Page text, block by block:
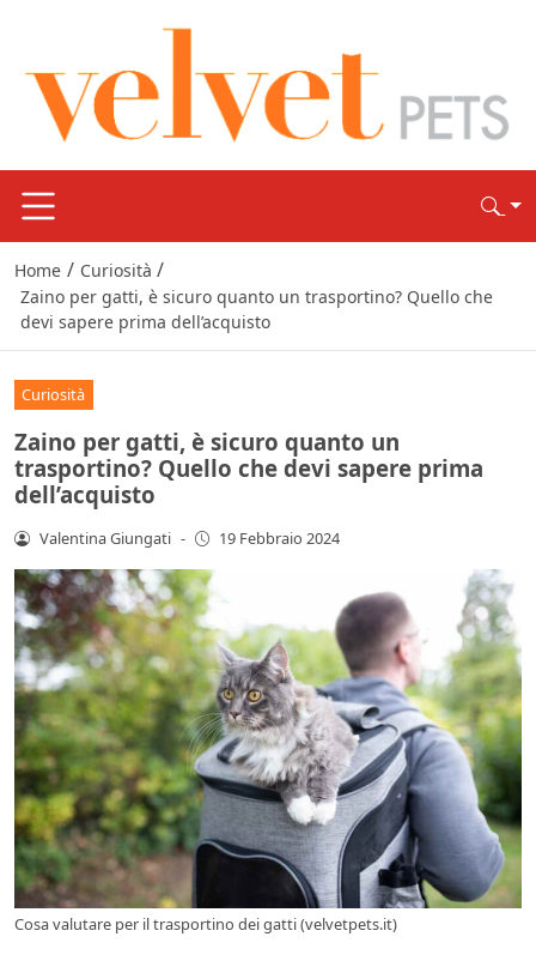
Home / Curiosità /
Zaino per gatti, è sicuro quanto un trasportino? Quello che
devi sapere prima dell’acquisto
Curiosità
Zaino per gatti, è sicuro quanto un
trasportino? Quello che devi sapere prima
dell’acquisto
Valentina Giungati - 19 Febbraio 2024
Cosa valutare per il trasportino dei gatti (velvetpets.it)